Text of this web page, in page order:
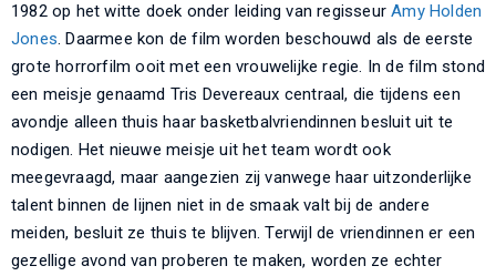
1982 op het witte doek onder leiding van regisseurAmy Holden
Jones. Daarmee kon de film worden beschouwd als de eerste
grote horrorfilm ooit met een vrouwelijke regie. In de film stond
een meisje genaamd Tris Devereaux centraal, die tijdens een
avondje alleen thuis haar basketbalvriendinnen besluit uit te
nodigen. Het nieuwe meisje uit het team wordt ook
meegevraagd, maar aangezien zij vanwege haar uitzonderlijke
talent binnen de lijnen niet in de smaak valt bij de andere
meiden, besluit ze thuis te blijven. Terwijl de vriendinnen er een
gezellige avond van proberen te maken, worden ze echter